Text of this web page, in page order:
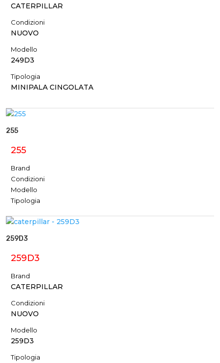
CATERPILLAR
Condizioni
NUOVO
Modello
249D3
Tipologia
MINIPALA CINGOLATA
255
255
Brand
Condizioni
Modello
Tipologia
259D3
259D3
Brand
CATERPILLAR
Condizioni
NUOVO
Modello
259D3
Tipologia